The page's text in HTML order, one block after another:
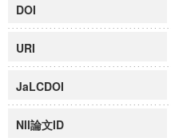
DOI
URI
JaLCDOI
NII論文ID